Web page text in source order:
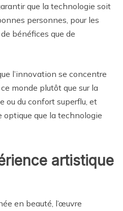
que la technologie soit
personnes, pour les
bénéfices que de
l’innovation se concentre
monde plutôt que sur la
ou du confort superflu, et
optique que la technologie
artistique
en beauté, l’œuvre